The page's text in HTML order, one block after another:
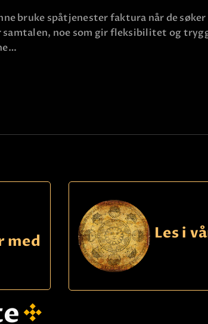
bruke spåtjenester faktura når de
noe som gir fleksibilitet og
med
Les i